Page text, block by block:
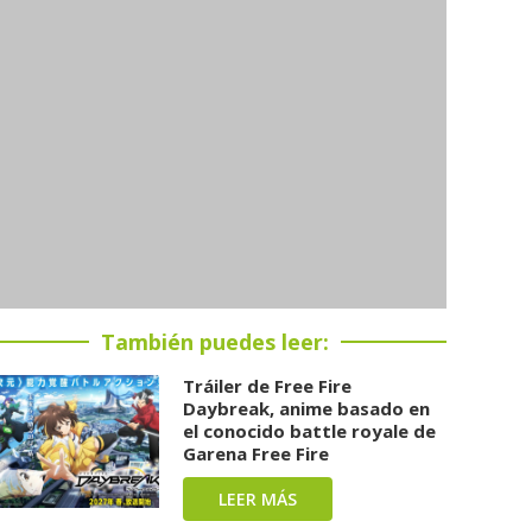
También puedes leer:
Tráiler de Free Fire
Daybreak, anime basado en
el conocido battle royale de
Garena Free Fire
LEER MÁS